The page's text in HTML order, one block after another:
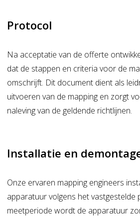
Protocol
Na acceptatie van de offerte
dat de stappen en criteria voor de
omschrijft. Dit document dient als
uitvoeren van de mappingen zorgt
naleving van de geldende richtlijnen.
Installatie en
Onze ervaren mappingengineers
apparatuur volgens het vastgestelde
meetperiode wordt de apparatuur